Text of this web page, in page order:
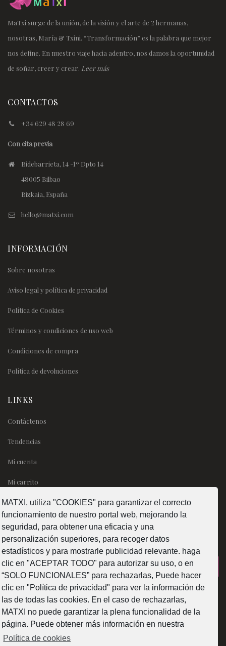
MATXI, utiliza "COOKIES" para garantizar el correcto
funcionamiento de nuestro portal web, mejorando la
seguridad, para obtener una eficacia y una
personalización superiores, para recoger datos
estadísticos y para mostrarle publicidad relevante. haga
clic en "ACEPTAR TODO" para autorizar su uso, o en
“SOLO FUNCIONALES” para rechazarlas, Puede hacer
clic en "Política de privacidad" para ver la información de
las de todas las cookies. En el caso de rechazarlas,
MATXI no puede garantizar la plena funcionalidad de la
página. Puede obtener más información en nuestra
Política de cookies
MaTxi surge de la unión, de la visión y el arte de 2 hermanas,
nosotras, María & Txini. “Transformación” es la palabra que mejor
nos define. En nuestro viaje hacia adentro, nos damos la oportunidad
de soñar, creer y crear. Leer más
CONTACTOS
+34 629 48 28 69
Con cita previa
Bidebarrieta, 14 -1º Dpto 14
48005 Bilbao
Bizkaia, España
hello@matxi.com
INFORMACIÓN
Sobre nosotras
Aviso legal y política de privacidad
Política de Cookies
Términos y condiciones de uso web
Condiciones de compra
Política de devoluciones
LINKS
Contáctenos
Tendencias
Mi cuenta
Mi carrito
SÍGUENOS
¿Como fabricamos?
Web subvencionada por la Diputación Foral de Bizkaia